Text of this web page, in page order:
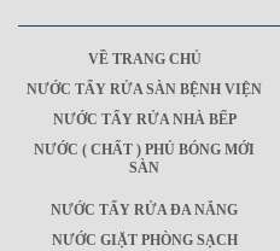
VỀ TRANG CHỦ
NƯỚC TẨY RỬA SÀN BỆNH VIỆN
NƯỚC TẨY RỬA NHÀ BẾP
NƯỚC ( CHẤT ) PHỦ BÓNG MỚI
SÀN
NƯỚC TẨY RỬA ĐA NĂNG
NƯỚC GIẶT PHÒNG SẠCH